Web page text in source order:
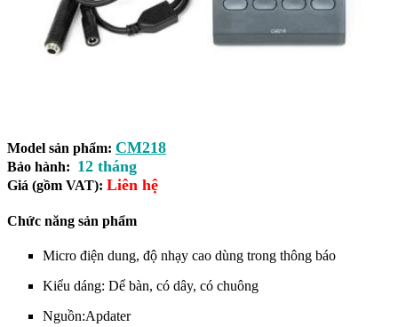
Model sản phẩm: CM218
Bảo hành: 12 tháng
Giá (gồm VAT): Liên hệ
Chức năng sản phẩm
Micro điện dung, độ nhạy cao dùng trong thông báo
Kiểu dáng: Dể bàn, có dây, có chuông
Nguồn:Apdater